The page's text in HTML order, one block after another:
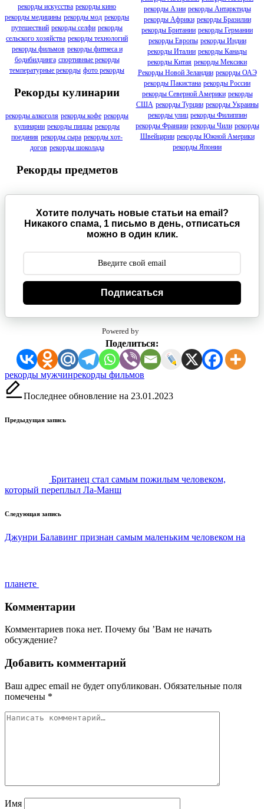
рекорды искусства рекорды кино
рекорды медицины рекорды мод рекорды
путешествий рекорды селфи рекорды
сельского хозяйства рекорды технологий
рекорды фильмов рекорды фитнеса и
бодибилдинга спортивные рекорды
температурные рекорды фото рекорды
Рекорды кулинарии
рекорды алкоголя рекорды кофе рекорды
кулинарии рекорды пиццы рекорды
поедания рекорды сыра рекорды хот-
догов рекорды шоколада
Рекорды предметов
рекорды Азии рекорды Антарктиды
рекорды Африки рекорды Бразилии
рекорды Британии рекорды Германии
рекорды Европы рекорды Индии
рекорды Италии рекорды Канады
рекорды Китая рекорды Мексики
Рекорды Новой Зеландии рекорды ОАЭ
рекорды Пакистана рекорды России
рекорды Северной Америки рекорды
США рекорды Турции рекорды Украины
рекорды улиц рекорды Филиппин
рекорды Франции рекорды Чили рекорды
Швейцарии рекорды Южной Америки
рекорды Японии
Хотите получать новые статьи на email?
Никакого спама, 1 письмо в день, отписаться
можно в один клик.
Подписаться
Powered by
Поделиться:
Метки:
рекорды мужчинрекорды фильмов
Последнее обновление на 23.01.2023
Навигация
Предыдущая запись
Британец стал самым пожилым человеком,
который переплыл Ла-Манш
Следующая запись
Джунри Балавинг признан самым маленьким человеком на
планете
Комментарии
Комментариев пока нет. Почему бы ’Вам не начать
обсуждение?
Добавить комментарий
Ваш адрес email не будет опубликован. Обязательные поля
помечены *
Имя